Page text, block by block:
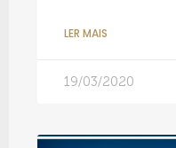
LER MAIS
19/03/2020